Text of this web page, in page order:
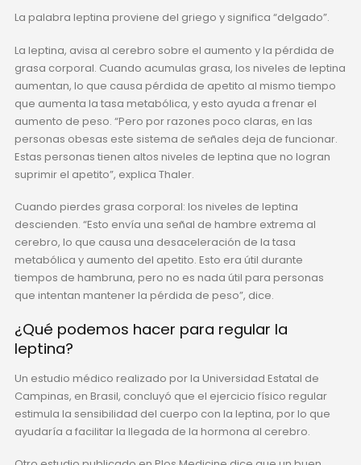
La palabra leptina proviene del griego y significa “delgado”.
La leptina, avisa al cerebro sobre el aumento y la pérdida de
grasa corporal. Cuando acumulas grasa, los niveles de leptina
aumentan, lo que causa pérdida de apetito al mismo tiempo
que aumenta la tasa metabólica, y esto ayuda a frenar el
aumento de peso. “Pero por razones poco claras, en las
personas obesas este sistema de señales deja de funcionar.
Estas personas tienen altos niveles de leptina que no logran
suprimir el apetito”, explica Thaler.
Cuando pierdes grasa corporal: los niveles de leptina
descienden. “Esto envía una señal de hambre extrema al
cerebro, lo que causa una desaceleración de la tasa
metabólica y aumento del apetito. Esto era útil durante
tiempos de hambruna, pero no es nada útil para personas
que intentan mantener la pérdida de peso”, dice.
¿Qué podemos hacer para regular la
leptina?
Un estudio médico realizado por la Universidad Estatal de
Campinas, en Brasil, concluyó que el ejercicio físico regular
estimula la sensibilidad del cuerpo con la leptina, por lo que
ayudaría a facilitar la llegada de la hormona al cerebro.